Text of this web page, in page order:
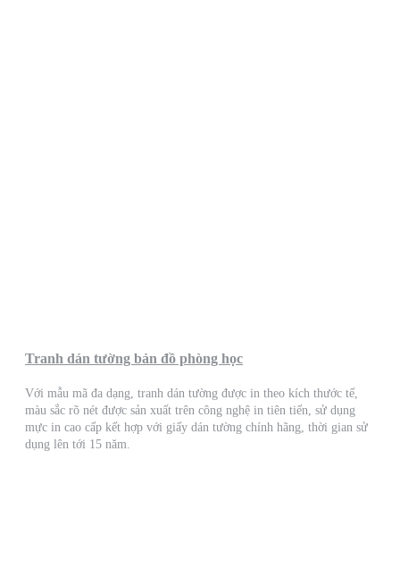
Tranh dán tường bản đồ phòng học
Với mẫu mã đa dạng, tranh dán tường được in theo kích thước tế,
màu sắc rõ nét được sản xuất trên công nghệ in tiên tiến, sử dụng
mực in cao cấp kết hợp với giấy dán tường chính hãng, thời gian sử
dụng lên tới 15 năm.